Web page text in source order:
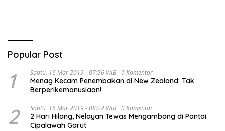
Popular Post
1 Sabtu, 16 Mar 2019 - 07:56 WIB 0 Komentar
Menag Kecam Penembakan di New Zealand: Tak
Berperikemanusiaan!
2 Sabtu, 16 Mar 2019 - 08:22 WIB 0 Komentar
2 Hari Hilang, Nelayan Tewas Mengambang di Pantai
Cipalawah Garut